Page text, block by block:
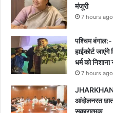
मंजूरी
7 hours ago
पश्चिम
हाईकोर्ट
धर्म को
7 hours ago
आंदोलनरत
सकारात्मक